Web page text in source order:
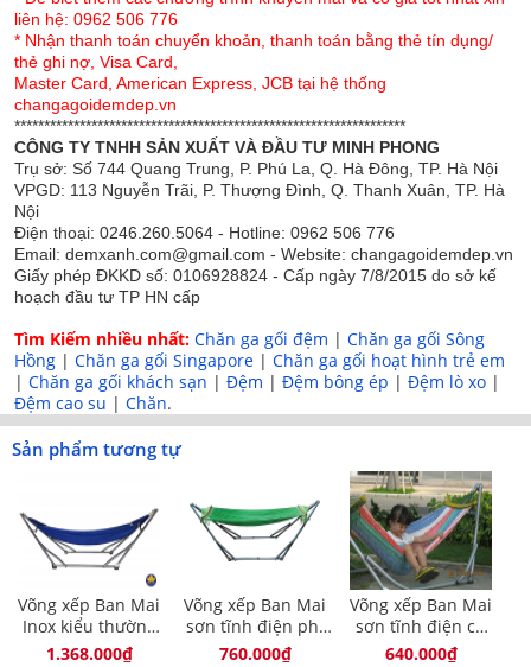
Bộ Võng xếp Ban Mai Inox cỡ người lớn BM05
gồm:
+ 1 khung võng INOX
+ túi đựng khung
+ 1 lưới võng 16 lỗ trên thanh gỗ
Chi tiết:
+ Võng xếp gọn, cơ động, có thể xách tay & sử dụng mọi
+ Đầu võng siêu bền nhờ 2 bạc đạn Nhật, giúp võng đu
đưa lâu & nhẹ nhàng.
+ Chốt gài có 3 rãnh là 3 mức điều chỉnh độ rộng của
khung võng.
+ 4 thanh chống cong: điều chỉnh độ dài & độ cao của
Khung inox chắc chắn
liên hệ: 0962 506 776
* Nhận thanh toán chuyển khoản, thanh toán bằng thẻ tín dụng/
thẻ ghi nợ, Visa Card,
Master Card, American Express, JCB tại hệ thống
changagoidemdep.vn
******************************************************************
CÔNG TY TNHH SẢN XUẤT VÀ ĐẦU TƯ MINH PHONG
Trụ sở: Số 744 Quang Trung, P. Phú La, Q. Hà Đông, TP. Hà Nội
VPGD: 113 Nguyễn Trãi, P. Thượng Đình, Q. Thanh Xuân, TP. Hà
Nội
Điện thoại: 0246.260.5064 - Hotline: 0962 506 776
Email: demxanh.com@gmail.com - Website: changagoidemdep.vn
Giấy phép ĐKKD số: 0106928824 - Cấp ngày 7/8/2015 do sở kế
hoạch đầu tư TP HN cấp
Tìm Kiếm nhiều nhất: Chăn ga gối đệm | Chăn ga gối Sông
Hồng | Chăn ga gối Singapore | Chăn ga gối hoạt hình trẻ em
| Chăn ga gối khách sạn | Đệm | Đệm bông ép | Đệm lò xo |
Đệm cao su | Chăn.
Sản phẩm tương tự
Võng xếp Ban Mai
Inox kiểu thường
cỡ người lớn BM04
1.368.000₫
Võng xếp Ban Mai
sơn tĩnh điện phi
32 cỡ người lớn
760.000₫
Võng xếp Ban Mai
sơn tĩnh điện cỡ
trẻ em
640.000₫